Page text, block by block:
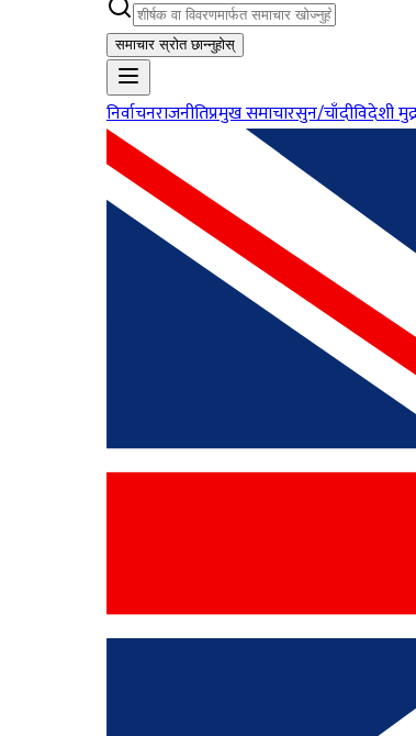
समाचार स्रोत छान्नुहोस्
निर्वाचनराजनीतिप्रमुख समाचारसुन/चाँदीविदेशी